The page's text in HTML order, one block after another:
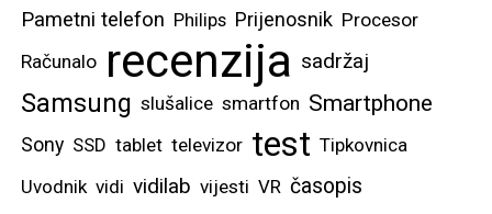
Pametni telefon Philips Prijenosnik Procesor
Računalo recenzija sadržaj
Samsung slušalice smartfon Smartphone
Sony SSD tablet televizor test Tipkovnica
Uvodnik vidi vidilab vijesti VR časopis